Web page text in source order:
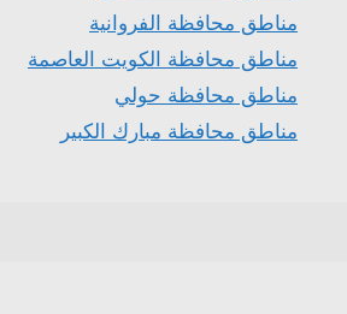
مناطق محافظة الفروانية
مناطق محافظة الكويت العاصمة
مناطق محافظة حولي
مناطق محافظة مبارك الكبير